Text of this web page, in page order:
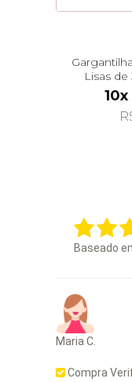
Lisas
Baseado
Maria C.
Compra